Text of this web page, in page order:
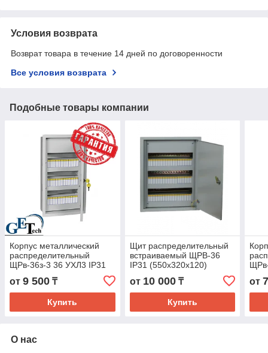
Условия возврата
Возврат товара в течение 14 дней по договоренности
Все условия возврата
Подобные товары компании
Корпус металлический
распределительный
ЩРв-36з-3 36 УХЛ3 IP31
TREND/ ЩРВ-36
(550x320x120) IEK
от 9 500 ₸
Купить
Щит распределительный
встраиваемый ЩРВ-36
IP31 (550x320x120)
от 10 000₸
Купить
от
О нас